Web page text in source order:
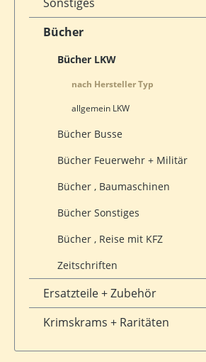
Bücher
Bücher LKW
nach Hersteller Typ
allgemein LKW
Bücher Busse
Bücher Feuerwehr + Militär
Bücher , Baumaschinen
Bücher Sonstiges
Bücher , Reise mit KFZ
Zeitschriften
Ersatzteile + Zubehör
Krimskrams + Raritäten